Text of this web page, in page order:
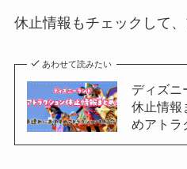
休止情報もチェックして、
あわせて読みたい
ディズニ
休止情報
めアトラ